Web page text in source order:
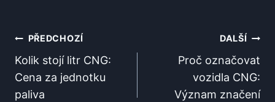
Navigace
Pro
Příspěvek
PŘEDCHOZÍ
Kolik stojí litr CNG:
Cena za jednotku
paliva
DALŠÍ
Proč označovat
vozidla CNG:
Význam značení